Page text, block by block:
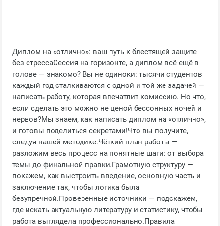
Диплом на «отлично»: ваш путь к блестящей защите
без стрессаСессия на горизонте, а диплом всё ещё в
голове — знакомо? Вы не одиноки: тысячи студентов
каждый год сталкиваются с одной и той же задачей —
написать работу, которая впечатлит комиссию. Но что,
если сделать это можно не ценой бессонных ночей и
нервов?Мы знаем, как написать диплом на «отлично»,
и готовы поделиться секретами!Что вы получите,
следуя нашей методике:Чёткий план работы —
разложим весь процесс на понятные шаги: от выбора
темы до финальной правки.Грамотную структуру —
покажем, как выстроить введение, основную часть и
заключение так, чтобы логика была
безупречной.Проверенные источники — подскажем,
где искать актуальную литературу и статистику, чтобы
работа выглядела профессионально.Правила